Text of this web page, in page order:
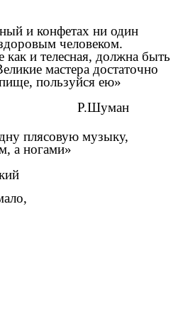
и конфетах ни один
человеком.
и телесная, должна быть
мастера достаточно
пользуйся ею»
Р.Шуман
плясовую музыку,
а ногами»